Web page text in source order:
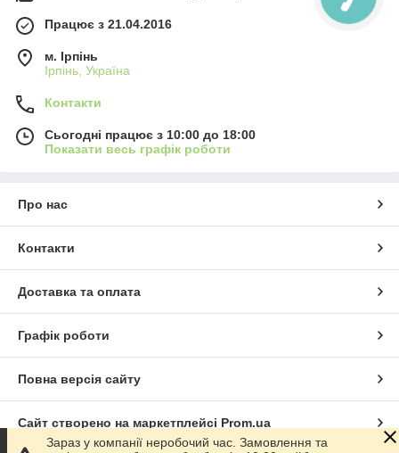
Працює з 21.04.2016
м. Ірпінь
Ірпінь, Україна
Контакти
Сьогодні працює з 10:00 до 18:00
Показати весь графік роботи
Про нас
Контакти
Доставка та оплата
Графік роботи
Повна версія сайту
Сайт створено на маркетплейсі Prom.ua
Зараз у компанії неробочий час. Замовлення та